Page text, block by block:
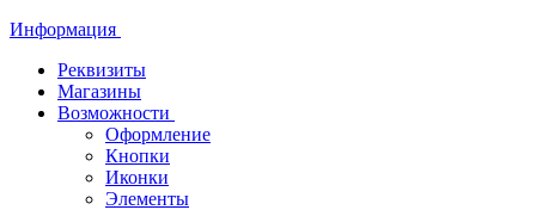
Информация
Реквизиты
Магазины
Возможности
Оформление
Кнопки
Иконки
Элементы